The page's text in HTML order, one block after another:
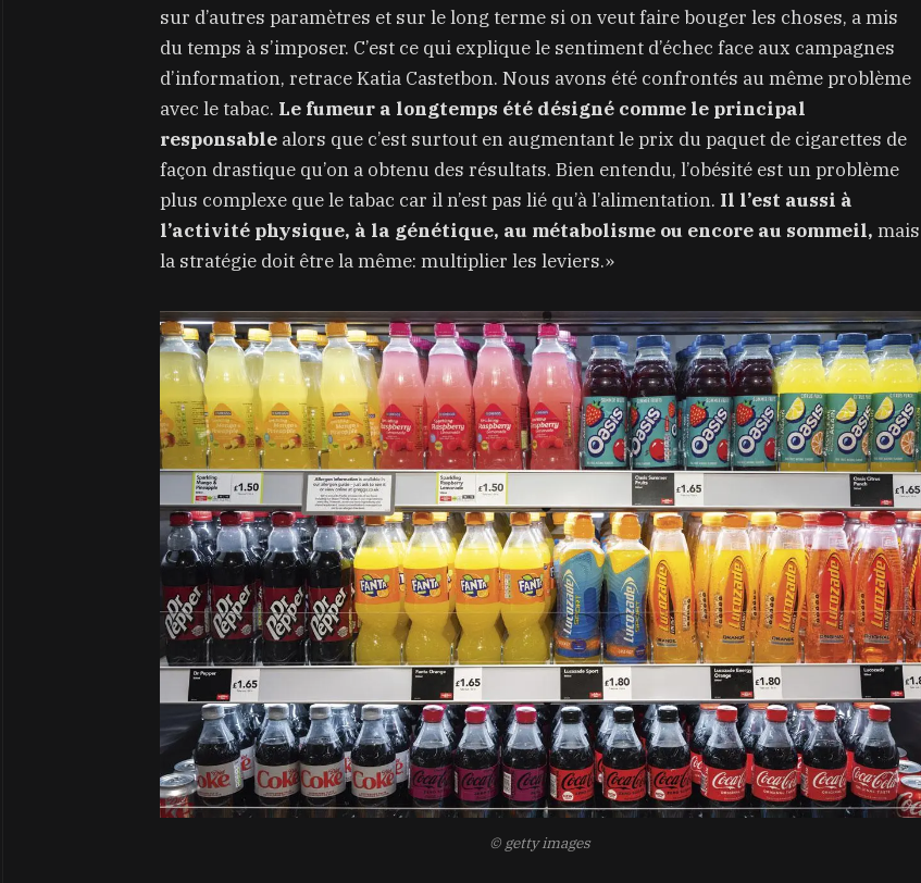
sur d’autres paramètres et sur le long terme si on veut faire bouger les choses, a mis
du temps à s’imposer. C’est ce qui explique le sentiment d’échec face aux campagnes
d’information, retrace Katia Castetbon. Nous avons été confrontés au même problème
avec le tabac. Le fumeur a longtemps été désigné comme le principal
responsablealors que c’est surtout en augmentant le prix du paquet de cigarettes de
façon drastique qu’on a obtenu des résultats. Bien entendu, l’obésité est un problème
plus complexe que le tabac car il n’est pas lié qu’à l’alimentation. Il l’est aussi à
l’activité physique, à la génétique, au métabolisme ou encore au sommeil, mais
la stratégie doit être la même: multiplier les leviers.»
© getty images